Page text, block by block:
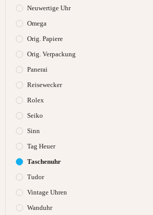
Neuwertige Uhr
Omega
Orig. Papiere
Orig. Verpackung
Panerai
Reisewecker
Rolex
Seiko
Sinn
Tag Heuer
Taschenuhr
Tudor
Vintage Uhren
Wanduhr